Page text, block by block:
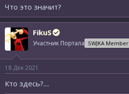
Что это значит?
FikuS
Участник Портала SWJKA Member
18 Дек 2021
Кто здесь?....